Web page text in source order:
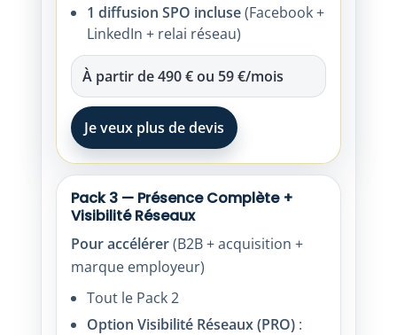
1 diffusion SPO incluse(Facebook +
LinkedIn + relai réseau)
À partir de490 €ou 59 €/mois
Je veux plus de devis
Pack 3 — Présence Complète +
Visibilité Réseaux
Pour accélérer(B2B + acquisition +
marque employeur)
Tout le Pack 2
Option Visibilité Réseaux (PRO):